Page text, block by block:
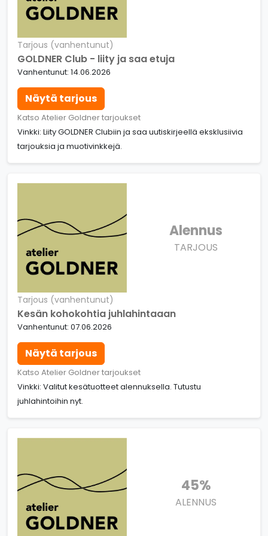
Tarjous (vanhentunut)
GOLDNER Club - liity ja saa etuja
Vanhentunut: 14.06.2026
Näytä tarjous
Katso Atelier Goldner tarjoukset
Vinkki: Liity GOLDNER Clubiin ja saa uutiskirjeellä eksklusiivia
tarjouksia ja muotivinkkejä.
Alennus
TARJOUS
Tarjous (vanhentunut)
Kesän kohokohtia juhlahintaaan
Vanhentunut: 07.06.2026
Näytä tarjous
Katso Atelier Goldner tarjoukset
Vinkki: Valitut kesätuotteet alennuksella. Tutustu
juhlahintoihin nyt.
45%
ALENNUS